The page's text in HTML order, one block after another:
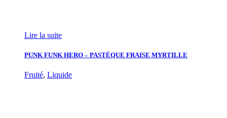
Lire la suite
PUNK FUNK HERO – PASTÈQUE FRAISE MYRTILLE
Fruité, Liquide